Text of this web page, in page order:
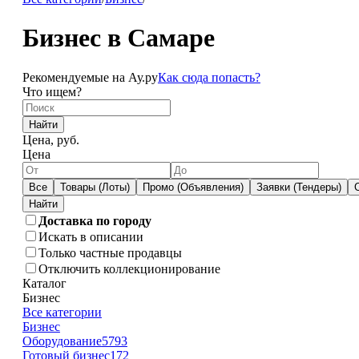
Бизнес в Самаре
Рекомендуемые на Ау.руКак сюда попасть?
Что ищем?
Найти
Цена, руб.
Цена
Все Товары (Лоты) Промо (Объявления) Заявки (Тендеры)
Доставка по городу
Искать в описании
Только частные продавцы
Отключить коллекционирование
Каталог
Бизнес
Все категории
Бизнес
Оборудование5793
Готовый бизнес172